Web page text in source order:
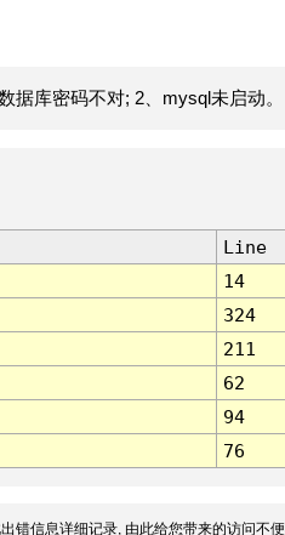
据库密码不对; 2、mysql未启动。
Line
14
324
211
62
94
76
错信息详细记录, 由此给您带来的访问不